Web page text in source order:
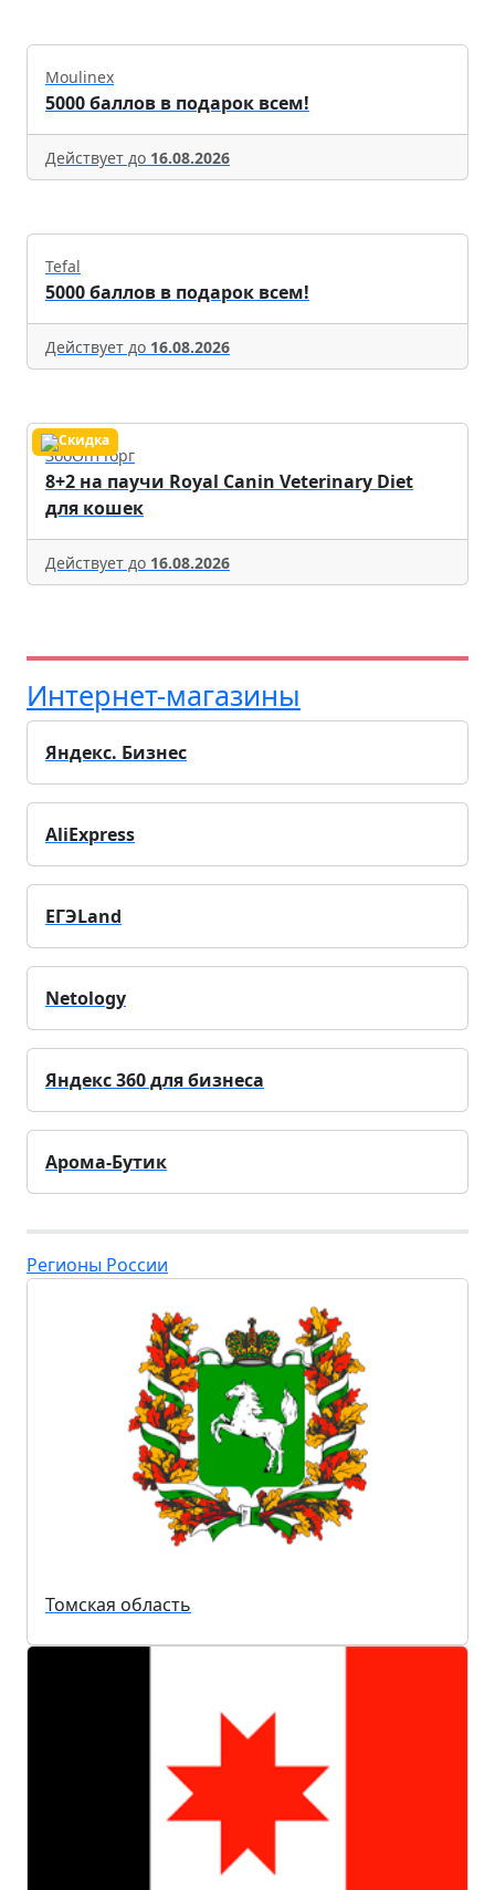
Moulinex
5000 баллов в подарок всем!
Действует до 16.08.2026
Tefal
5000 баллов в подарок всем!
Действует до 16.08.2026
ЗооОптТорг
8+2 на паучи Royal Canin Veterinary Diet
для кошек
Действует до 16.08.2026
Интернет-магазины
Яндекс. Бизнес
AliExpress
ЕГЭLand
Netology
Яндекс 360 для бизнеса
Арома-Бутик
Регионы России
Томская область